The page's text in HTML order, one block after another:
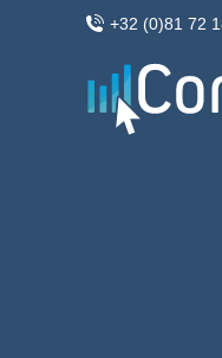
+32 (0)81 72